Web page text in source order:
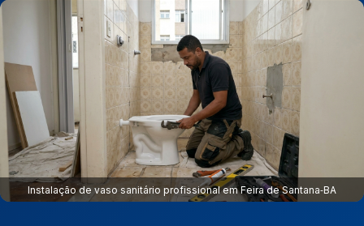
Instalação de vaso sanitário profissional em Feira de Santana‑BA